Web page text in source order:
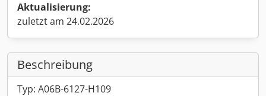
Aktualisierung:
zuletzt am 24.02.2026
Beschreibung
Typ: A06B-6127-H109